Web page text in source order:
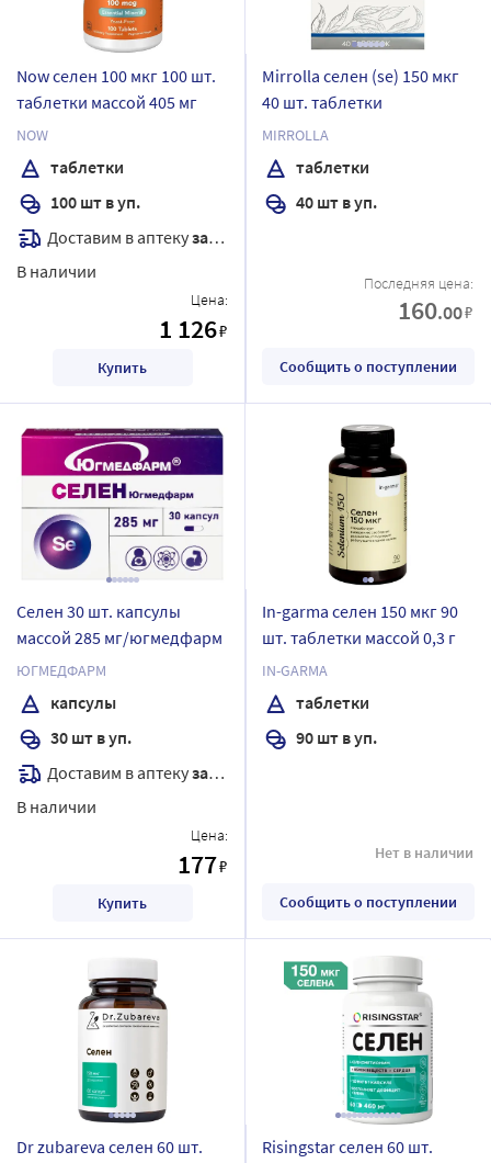
Now селен 100 мкг 100 шт.
таблетки массой 405 мг
NOW
таблетки
100 шт в уп.
Доставим в аптекузавтра
В наличии
Цена:
1 126₽
Купить
Mirrolla селен (se) 150 мкг
40 шт. таблетки
MIRROLLA
таблетки
40 шт в уп.
Последняя цена:
160.00₽
Сообщить о поступлении
Селен 30 шт. капсулы
массой 285 мг/югмедфарм
ЮГМЕДФАРМ
капсулы
30 шт в уп.
Доставим в аптекузавтра
В наличии
Цена:
177₽
Купить
In-garma селен 150 мкг 90
шт. таблетки массой 0,3 г
IN-GARMA
таблетки
90 шт в уп.
Нет в наличии
Сообщить о поступлении
Dr zubareva селен 60 шт.
Risingstar селен 60 шт.